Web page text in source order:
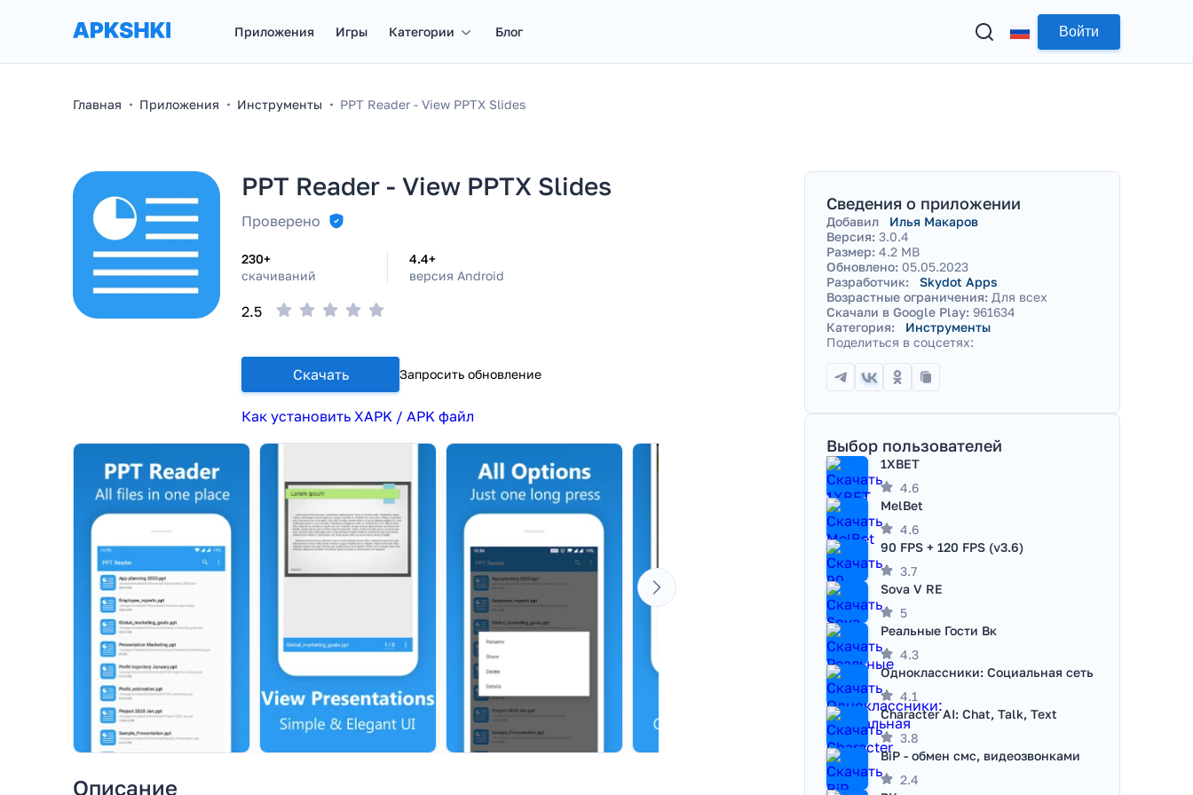
Приложения Игры Категории Блог Войти
Главная Приложения Инструменты PPT Reader - View PPTX Slides
PPT Reader - View PPTX Slides
Проверено
230+
скачиваний
4.4+
версия Android
2.5
Скачать Запросить обновление
Как установить XAPK / APK файл
Описание
Сведения о приложении
Добавил
Илья Макаров
Версия: 3.0.4
Размер: 4.2 MB
Обновлено: 05.05.2023
Разработчик:
Skydot Apps
Возрастные ограничения: Для всех
Скачали в Google Play: 961634
Категория:
Инструменты
Поделиться в соцсетях:
Выбор пользователей
1XBET
4.6
MelBet
4.6
90 FPS + 120 FPS (v3.6)
3.7
Sova V RE
5
Реальные Гости Вк
4.3
Одноклассники: Социальная сеть
4.1
Character AI: Chat, Talk, Text
3.8
BiP - обмен смс, видеозвонками
2.4